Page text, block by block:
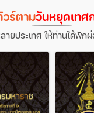
วร์ตามวันหยุดเทศ
ยประเทศ ให้ท่านได้พัก